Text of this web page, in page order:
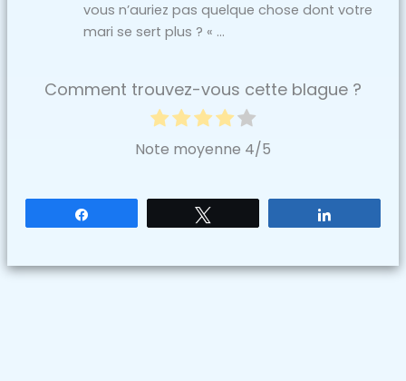
vous n’auriez pas quelque chose dont votre
mari se sert plus ? « …
Comment trouvez-vous cette blague ?
Note moyenne 4/5